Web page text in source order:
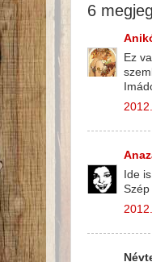
6
Ez
Ide